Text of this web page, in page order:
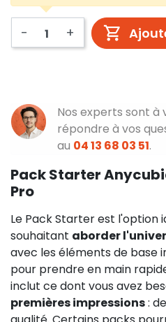
- +
Nos experts sont
répondre à vos
au 04 13 68 03 51.
Pack Starter
Pro
Le Pack Starter est l'option
souhaitant aborder
avec les éléments de base
pour prendre en main
inclut ce dont vous avez
premières impressions: